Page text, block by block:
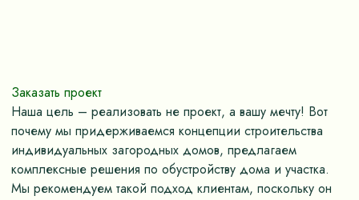
Заказать проект
Наша цель – реализовать не проект, а вашу мечту! Вот
почему мы придерживаемся концепции строительства
индивидуальных загородных домов, предлагаем
комплексные решения по обустройству дома и участка.
Мы рекомендуем такой подход клиентам, поскольку он